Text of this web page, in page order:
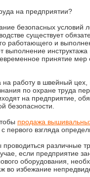
на предприятии?
безопасных условий
существует
работающего и
инструктажа
принятие мер
на работу в швейный
по охране труда
на предприятие,
безопасности.
продажа
первого взгляда
различные
если предприятие
оборудования,
во избежание